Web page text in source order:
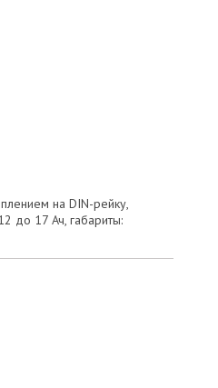
на DIN-рейку,
до 17 Ач, габариты: